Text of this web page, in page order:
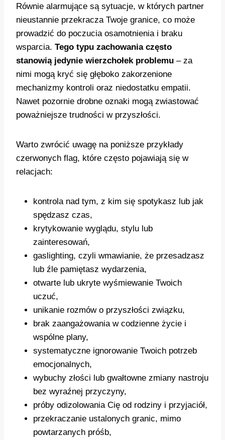
Równie alarmujące są sytuacje, w których partner
nieustannie przekracza Twoje granice, co może
prowadzić do poczucia osamotnienia i braku
wsparcia. Tego typu zachowania często
stanowią jedynie wierzchołek problemu – za
nimi mogą kryć się głęboko zakorzenione
mechanizmy kontroli oraz niedostatku empatii.
Nawet pozornie drobne oznaki mogą zwiastować
poważniejsze trudności w przyszłości.
Warto zwrócić uwagę na poniższe przykłady
czerwonych flag, które często pojawiają się w
relacjach:
kontrola nad tym, z kim się spotykasz lub jak
spędzasz czas,
krytykowanie wyglądu, stylu lub
zainteresowań,
gaslighting, czyli wmawianie, że przesadzasz
lub źle pamiętasz wydarzenia,
otwarte lub ukryte wyśmiewanie Twoich
uczuć,
unikanie rozmów o przyszłości związku,
brak zaangażowania w codzienne życie i
wspólne plany,
systematyczne ignorowanie Twoich potrzeb
emocjonalnych,
wybuchy złości lub gwałtowne zmiany nastroju
bez wyraźnej przyczyny,
próby odizolowania Cię od rodziny i przyjaciół,
przekraczanie ustalonych granic, mimo
powtarzanych próśb,